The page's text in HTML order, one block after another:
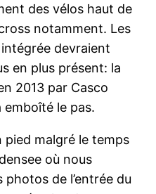
des vélos haut de
notamment. Les
devraient
en plus présent: la
2013 par Casco
le pas.
pied malgré le temps
où nous
de l’entrée du